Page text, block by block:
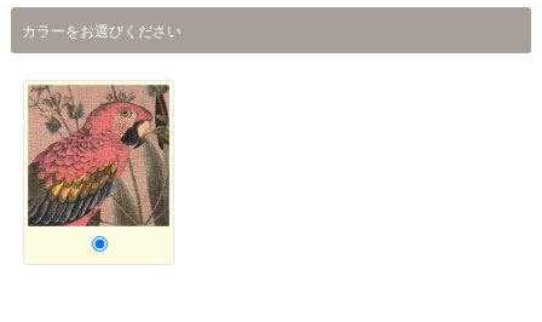
カラーをお選びください